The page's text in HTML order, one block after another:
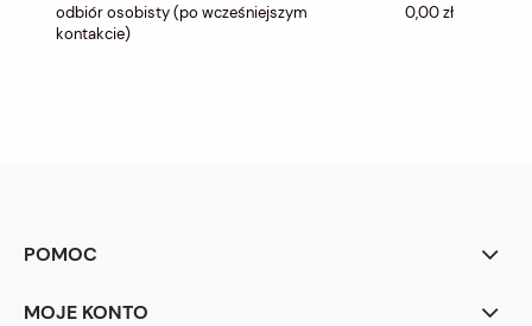
odbiór osobisty(po wcześniejszym
kontakcie)
0,00 zł
POMOC
MOJE KONTO